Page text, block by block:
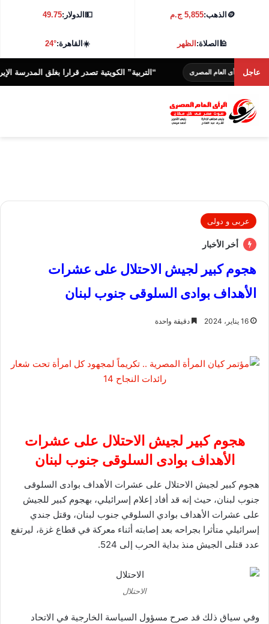
🪙 الذهب:5,855 ج.م 💵الدولار:49.75
🕌الصلاة:الظهر ☀️القاهرة:24°
عاجل
الرأى العام المصرى “التربية” الكويتية تصدر قرارا بغلق المدرسة الإيرانية
عربى و دولى
أخر الأخبار
هجوم كبير لجيش الاحتلال على عشرات
الأهداف بوادى السلوقى جنوب لبنان
16 يناير، 2024 دقيقة واحدة
هجوم كبير لجيش الاحتلال على عشرات
الأهداف بوادى السلوقى جنوب لبنان
هجوم كبير لجيش الاحتلال على عشرات الأهداف بوادى السلوقى
جنوب لبنان، حيث إنه قد أفاد إعلام إسرائيلي، بهجوم كبير للجيش
على عشرات الأهداف بوادي السلوقي جنوب لبنان، وقتل جندي
إسرائيلي متأثرا بجراحه بعد إصابته أثناء معركة في قطاع غزة، ليرتفع
عدد قتلى الجيش منذ بداية الحرب إلى 524.
الاحتلال
وفي سياق ذلك قد صرح مسؤول السياسة الخارجية في الاتحاد